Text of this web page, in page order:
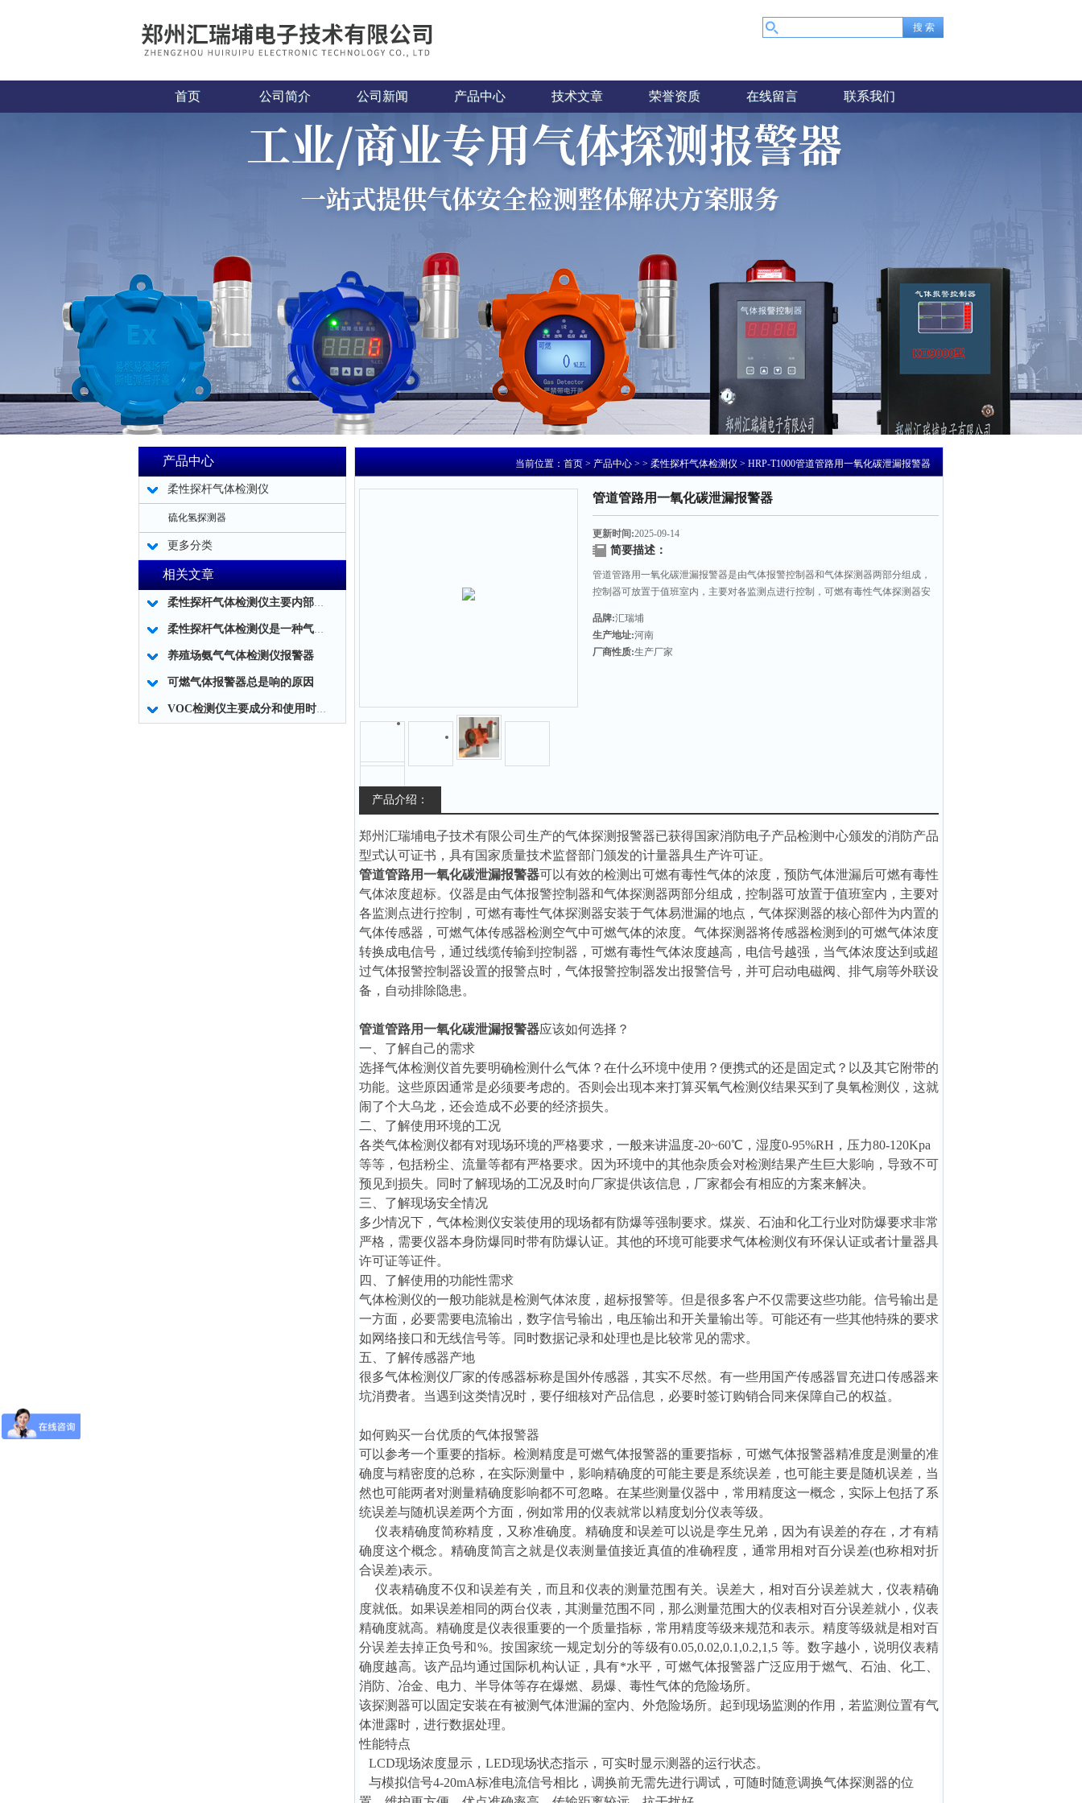
首页 公司简介 公司新闻 产品中心 技术文章 荣誉资质 在线留言 联系我们
产品中心
柔性探杆气体检测仪
硫化氢探测器
更多分类
相关文章
柔性探杆气体检测仪主要内部结构简述
柔性探杆气体检测仪是一种气体泄露浓度检测的仪器仪表工具
养殖场氨气气体检测仪报警器
可燃气体报警器总是响的原因
VOC检测仪主要成分和使用时应注意事项
当前位置：首页>产品中心> >柔性探杆气体检测仪> HRP-T1000管道管路用一氧化碳泄漏报警器
管道管路用一氧化碳泄漏报警器
更新时间:2025-09-14
简要描述：
管道管路用一氧化碳泄漏报警器是由气体报警控制器和气体探测器两部分组成，
控制器可放置于值班室内，主要对各监测点进行控制，可燃有毒性气体探测器安
传感器检测空气中可燃气体的浓度。
品牌:汇瑞埔
生产地址:河南
厂商性质:生产厂家
产品介绍：
郑州汇瑞埔电子技术有限公司生产的气体探测报警器已获得国家消防电子产品检测中心颁发的消防产品
型式认可证书，具有国家质量技术监督部门颁发的计量器具生产许可证。
管道管路用一氧化碳泄漏报警器可以有效的检测出可燃有毒性气体的浓度，预防气体泄漏后可燃有毒性
气体浓度超标。 仪器是由气体报警控制器和气体探测器两部分组成，控制器可放置于值班室内，主要对
各监测点进行控制，可燃有毒性气体探测器安装于气体易泄漏的地点，气体探测器的核心部件为内置的
气体传感器，可燃气体传感器检测空气中可燃气体的浓度。气体探测器将传感器检测到的可燃气体浓度
转换成电信号，通过线缆传输到控制器，可燃有毒性气体浓度越高，电信号越强，当气体浓度达到或超
过气体报警控制器设置的报警点时，气体报警控制器发出报警信号，并可启动电磁阀、排气扇等外联设
备，自动排除隐患。
管道管路用一氧化碳泄漏报警器应该如何选择？
一、了解自己的需求
选择气体检测仪首先要明确检测什么气体？在什么环境中使用？便携式的还是固定式？以及其它附带的
功能。这些原因通常是必须要考虑的。否则会出现本来打算买氧气检测仪结果买到了臭氧检测仪，这就
闹了个大乌龙，还会造成不必要的经济损失。
二、了解使用环境的工况
各类气体检测仪都有对现场环境的严格要求，一般来讲温度-20~60℃，湿度0-95%RH，压力80-120Kpa
等等，包括粉尘、流量等都有严格要求。因为环境中的其他杂质会对检测结果产生巨大影响，导致不可
预见到损失。同时了解现场的工况及时向厂家提供该信息，厂家都会有相应的方案来解决。
三、了解现场安全情况
多少情况下，气体检测仪安装使用的现场都有防爆等强制要求。煤炭、石油和化工行业对防爆要求非常
严格，需要仪器本身防爆同时带有防爆认证。其他的环境可能要求气体检测仪有环保认证或者计量器具
许可证等证件。
四、了解使用的功能性需求
气体检测仪的一般功能就是检测气体浓度，超标报警等。但是很多客户不仅需要这些功能。信号输出是
一方面，必要需要电流输出，数字信号输出，电压输出和开关量输出等。可能还有一些其他特殊的要求
如网络接口和无线信号等。同时数据记录和处理也是比较常见的需求。
五、了解传感器产地
很多气体检测仪厂家的传感器标称是国外传感器，其实不尽然。有一些用国产传感器冒充进口传感器来
坑消费者。当遇到这类情况时，要仔细核对产品信息，必要时签订购销合同来保障自己的权益。
如何购买一台优质的气体报警器
可以参考一个重要的指标。检测精度是可燃气体报警器的重要指标，可燃气体报警器精准度是测量的准
确度与精密度的总称，在实际测量中，影响精确度的可能主要是系统误差，也可能主要是随机误差，当
然也可能两者对测量精确度影响都不可忽略。在某些测量仪器中，常用精度这一概念，实际上包括了系
统误差与随机误差两个方面，例如常用的仪表就常以精度划分仪表等级。
仪表精确度简称精度，又称准确度。精确度和误差可以说是孪生兄弟，因为有误差的存在，才有精
确度这个概念。精确度简言之就是仪表测量值接近真值的准确程度，通常用相对百分误差(也称相对折
合误差)表示。
仪表精确度不仅和误差有关，而且和仪表的测量范围有关。误差大，相对百分误差就大，仪表精确
度就低。如果误差相同的两台仪表，其测量范围不同，那么测量范围大的仪表相对百分误差就小，仪表
精确度就高。精确度是仪表很重要的一个质量指标，常用精度等级来规范和表示。精度等级就是相对百
分误差去掉正负号和%。按国家统一规定划分的等级有0.05,0.02,0.1,0.2,1,5 等。数字越小，说明仪表精
确度越高。该产品均通过国际机构认证，具有*水平，可燃气体报警器广泛应用于燃气、石油、化工、
消防、冶金、电力、半导体等存在爆燃、易爆、毒性气体的危险场所。
该探测器可以固定安装在有被测气体泄漏的室内、外危险场所。起到现场监测的作用，若监测位置有气
体泄露时，进行数据处理。
性能特点
LCD现场浓度显示，LED现场状态指示，可实时显示测器的运行状态。
与模拟信号4-20mA标准电流信号相比，调换前无需先进行调试，可随时随意调换气体探测器的位